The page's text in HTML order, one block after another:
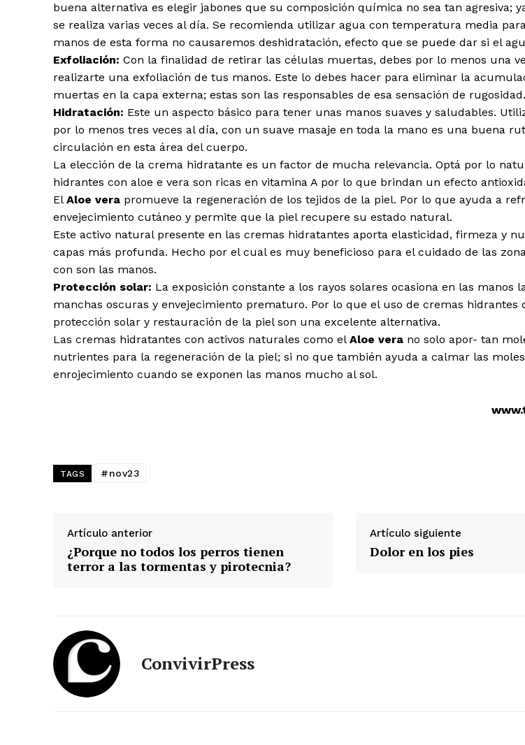
buena alternativa es elegir jabones que su composición química no sea tan agresiva;
se realiza varias veces al día. Se recomienda utilizar agua con temperatura media
manos de esta forma no causaremos deshidratación, efecto que se puede dar si el
Exfoliación: Con la finalidad de retirar las células muertas, debes por lo menos una
realizarte una exfoliación de tus manos. Este lo debes hacer para eliminar la
muertas en la capa externa; estas son las responsables de esa sensación de rugosidad.
Hidratación: Este un aspecto básico para tener unas manos suaves y saludables.
por lo menos tres veces al día, con un suave masaje en toda la mano es una buena
circulación en esta área del cuerpo.
La elección de la crema hidratante es un factor de mucha relevancia. Optá por lo
hidrantes con aloe e vera son ricas en vitamina A por lo que brindan un efecto
El Aloe vera promueve la regeneración de los tejidos de la piel. Por lo que ayuda a
envejecimiento cutáneo y permite que la piel recupere su estado natural.
Este activo natural presente en las cremas hidratantes aporta elasticidad, firmeza y
capas más profunda. Hecho por el cual es muy beneficioso para el cuidado de las
con son las manos.
Protección solar: La exposición constante a los rayos solares ocasiona en las manos
manchas oscuras y envejecimiento prematuro. Por lo que el uso de cremas hidrantes
protección solar y restauración de la piel son una excelente alternativa.
Las cremas hidratantes con activos naturales como el Aloe vera no solo apor- tan
nutrientes para la regeneración de la piel; si no que también ayuda a calmar las
enrojecimiento cuando se exponen las manos mucho al sol.
TAGS #nov23
Artículo anterior
¿Porque no todos los perros tienen
terror a las tormentas y pirotecnia?
Artículo siguiente
Dolor en los pies
ConvivirPress